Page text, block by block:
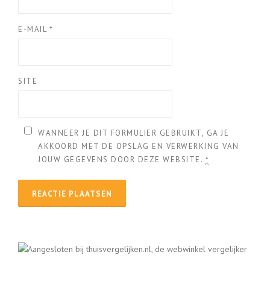
E-MAIL *
SITE
WANNEER JE DIT FORMULIER GEBRUIKT, GA JE
AKKOORD MET DE OPSLAG EN VERWERKING VAN
JOUW GEGEVENS DOOR DEZE WEBSITE. *